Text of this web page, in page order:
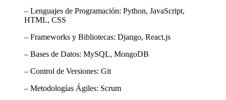
– Lenguajes de Programación: Python, JavaScript,
HTML, CSS
– Frameworks y Bibliotecas: Django, React.js
– Bases de Datos: MySQL, MongoDB
– Control de Versiones: Git
– Metodologías Ágiles: Scrum